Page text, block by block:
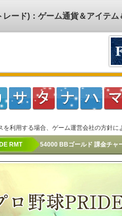
レード)：ゲーム通貨＆アイテ
を利用する場合、ゲーム運営会社の方針
RMT 54000 BBゴールド 課金チャ